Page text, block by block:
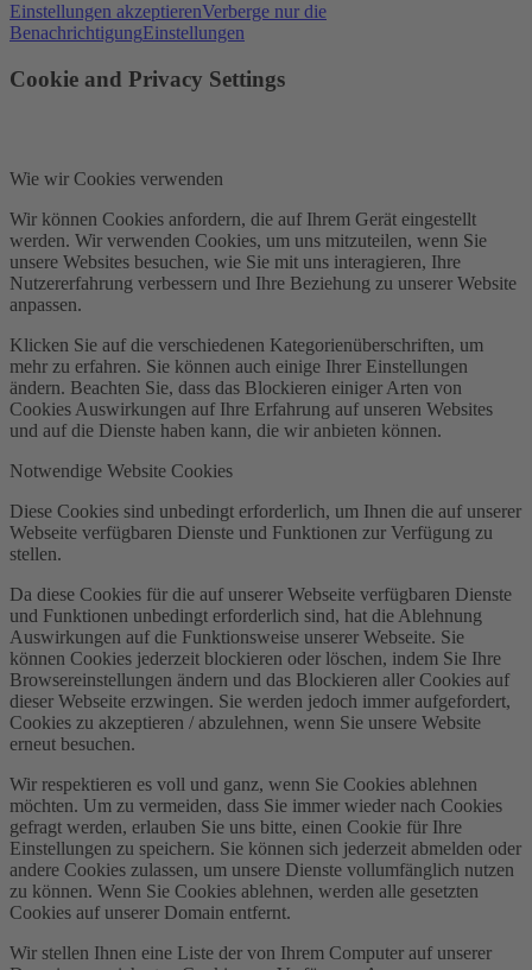
Einstellungen akzeptierenVerberge nur die
BenachrichtigungEinstellungen
Cookie and Privacy Settings
Wie wir Cookies verwenden
Wir können Cookies anfordern, die auf Ihrem Gerät eingestellt
werden. Wir verwenden Cookies, um uns mitzuteilen, wenn Sie
unsere Websites besuchen, wie Sie mit uns interagieren, Ihre
Nutzererfahrung verbessern und Ihre Beziehung zu unserer Website
anpassen.
Klicken Sie auf die verschiedenen Kategorienüberschriften, um
mehr zu erfahren. Sie können auch einige Ihrer Einstellungen
ändern. Beachten Sie, dass das Blockieren einiger Arten von
Cookies Auswirkungen auf Ihre Erfahrung auf unseren Websites
und auf die Dienste haben kann, die wir anbieten können.
Notwendige Website Cookies
Diese Cookies sind unbedingt erforderlich, um Ihnen die auf unserer
Webseite verfügbaren Dienste und Funktionen zur Verfügung zu
stellen.
Da diese Cookies für die auf unserer Webseite verfügbaren Dienste
und Funktionen unbedingt erforderlich sind, hat die Ablehnung
Auswirkungen auf die Funktionsweise unserer Webseite. Sie
können Cookies jederzeit blockieren oder löschen, indem Sie Ihre
Browsereinstellungen ändern und das Blockieren aller Cookies auf
dieser Webseite erzwingen. Sie werden jedoch immer aufgefordert,
Cookies zu akzeptieren / abzulehnen, wenn Sie unsere Website
erneut besuchen.
Wir respektieren es voll und ganz, wenn Sie Cookies ablehnen
möchten. Um zu vermeiden, dass Sie immer wieder nach Cookies
gefragt werden, erlauben Sie uns bitte, einen Cookie für Ihre
Einstellungen zu speichern. Sie können sich jederzeit abmelden oder
andere Cookies zulassen, um unsere Dienste vollumfänglich nutzen
zu können. Wenn Sie Cookies ablehnen, werden alle gesetzten
Cookies auf unserer Domain entfernt.
Wir stellen Ihnen eine Liste der von Ihrem Computer auf unserer